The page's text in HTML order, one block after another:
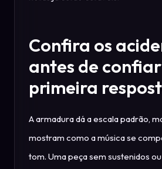
Confira os
antes de
primeira
A armadura dá a escala padrão,
mostram como a música se
tom. Uma peça sem sustenidos